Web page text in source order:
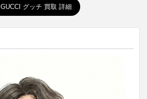
GUCCI グッチ 買取 詳細